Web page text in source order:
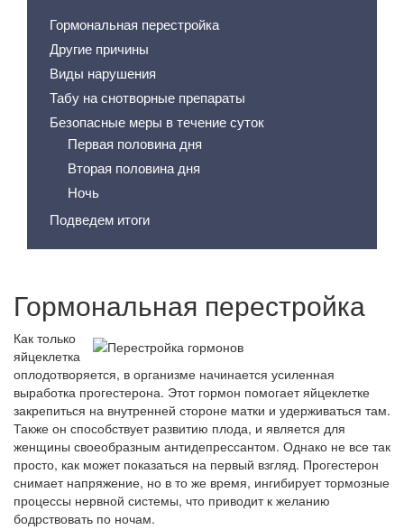
Гормональная перестройка
Другие причины
Виды нарушения
Табу на снотворные препараты
Безопасные меры в течение суток
Первая половина дня
Вторая половина дня
Ночь
Подведем итоги
Гормональная перестройка
Как только
яйцеклетка
оплодотворяется, в организме начинается усиленная
выработка прогестерона. Этот гормон помогает яйцеклетке
закрепиться на внутренней стороне матки и удерживаться там.
Также он способствует развитию плода, и является для
женщины своеобразным антидепрессантом. Однако не все так
просто, как может показаться на первый взгляд. Прогестерон
снимает напряжение, но в то же время, ингибирует тормозные
процессы нервной системы, что приводит к желанию
бодрствовать по ночам.